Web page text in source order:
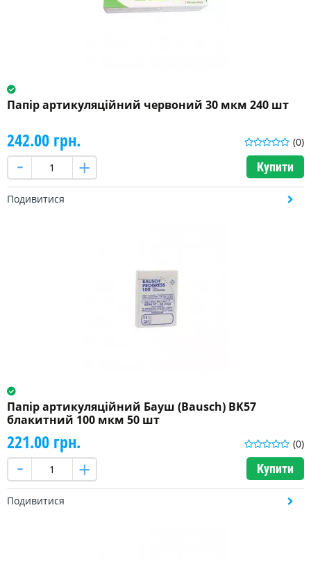
Папір артикуляційний червоний 30 мкм 240 шт
(0)
242.00 грн.
Купити
Подивитися
Папір артикуляційний Бауш (Bausch) BK57
блакитний 100 мкм 50 шт
(0)
221.00 грн.
Купити
Подивитися